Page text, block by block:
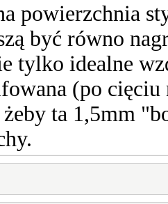
powierzchnia
być równo
tylko idealne
(po cięciu
ta 1,5mm